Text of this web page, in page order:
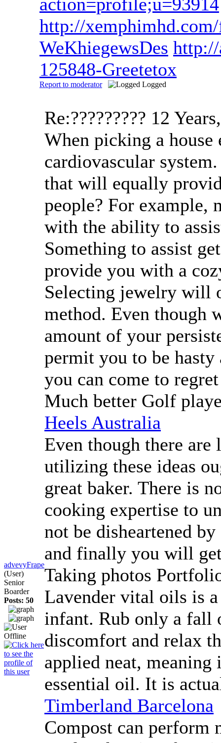
http://
WeKhiegewsDes
125848-Greetetox
Report to moderator Logged
advevyFrape
(User)
Senior
Boarder
Posts: 50
Re:????????? 12
When picking a
cardiovascular
that will equally
people? For example,
with the ability to
Something to assist
provide you with a
Selecting jewelry will
method. Even though
amount of your
permit you to be hasty
you can come to
Much better Golf
Heels Australia
Even though there
utilizing these ideas
great baker. There is
cooking expertise to
not be disheartened
and finally you will
Taking photos
Lavender vital oils is
infant. Rub only a fall
discomfort and relax
applied neat,
essential oil. It is
Timberland Barcelona
Compost can perform